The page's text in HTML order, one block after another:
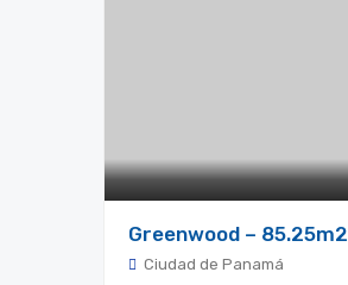
Greenwood – 85.25m2
Ciudad de Panamá